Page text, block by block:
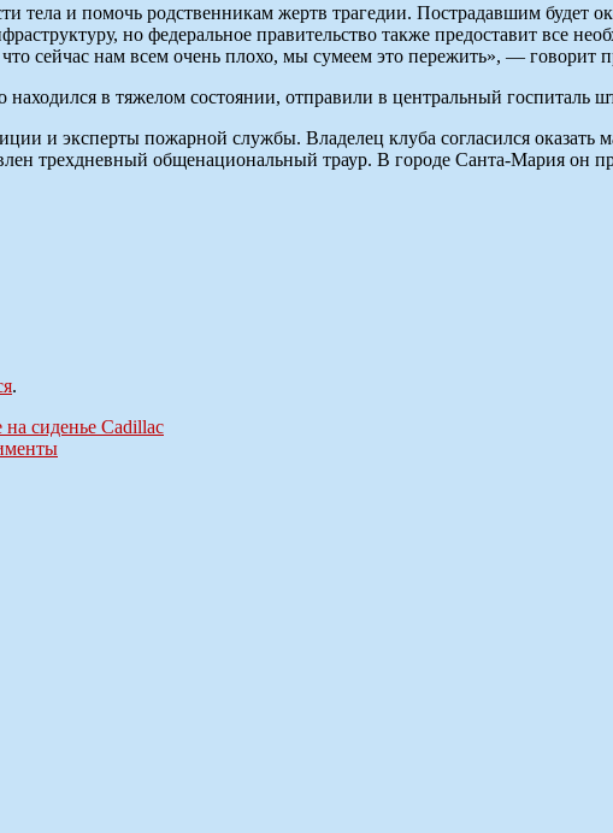
и помочь родственникам жертв трагедии. Пострадавшим будет
но федеральное правительство также предоставит все
сейчас нам всем очень плохо, мы сумеем это пережить», — говорит
в тяжелом состоянии, отправили в центральный госпиталь
и эксперты пожарной службы. Владелец клуба согласился
трехдневный общенациональный траур. В городе Санта-Мария он
.
сиденье Cadillac